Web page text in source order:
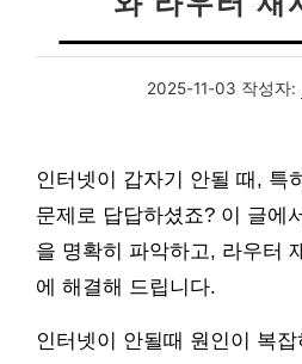
2025-11-03 작성자:
인터넷이 갑자기 안될 때, 특
문제로 답답하셨죠? 이 글에
을 명확히 파악하고, 라우터
에 해결해 드립니다.
인터넷이 안될때 원인이 복